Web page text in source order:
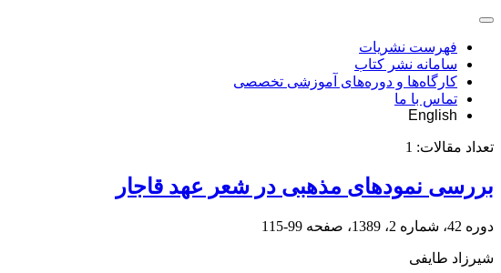
فهرست نشریات
سامانه نشر کتاب
کارگاه‌ها و دوره‌های آموزشی تخصصی
تماس با ما
English
تعداد مقالات: 1
بررسی نمودهای مذهبی در شعر عهد قاجار
دوره 42، شماره 2، 1389، صفحه 99-115
شیرزاد طایفی